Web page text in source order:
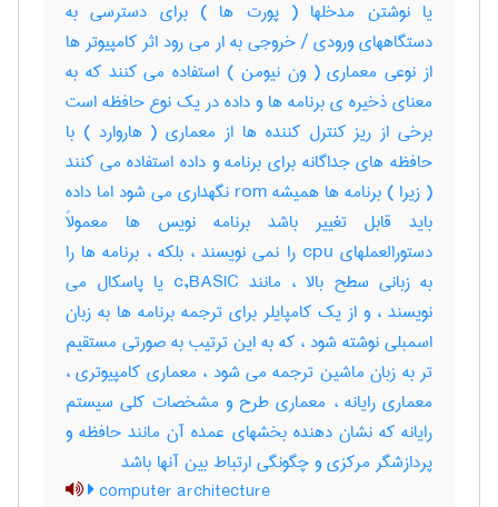
یا نوشتن مدخلها ( پورت ها ) برای دسترسی به
دستگاههای ورودی / خروجی به ار می رود اثر کامپیوتر ها
از نوعی معماری ( ون نیومن ) استفاده می کنند که به
معنای ذخیره ی برنامه ها و داده در یک نوع حافظه است
برخی از ریز کنترل کننده ها از معماری ( هاروارد ) با
حافظه های جداگانه برای برنامه و داده استفاده می کنند
( زیرا ) برنامه ها همیشه rom نگهداری می شود اما داده
باید قابل تغییر باشد برنامه نویس ها معمولاً
دستورالعملهای cpu را نمی نویسند ، بلکه ، برنامه ها را
به زبانی سطح بالا ، مانند c,BASIC یا پاسکال می
نویسند ، و از یک کامپایلر برای ترجمه برنامه ها به زبان
اسمبلی نوشته شود ، که به این ترتیب به صورتی مستقیم
تر به زبان ماشین ترجمه می شود ، معماری کامپیوتری ،
معماری رایانه ، معماری طرح و مشخصات کلی سیستم
رایانه که نشان دهنده بخشهای عمده آن مانند حافظه و
پردازشگر مرکزی و چگونگی ارتباط بین آنها باشد
computer architecture